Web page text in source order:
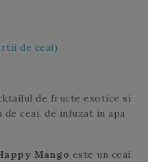
de ceai)
de fructe exotice si
de ceai, de infuzat in apa
Mango este un ceai